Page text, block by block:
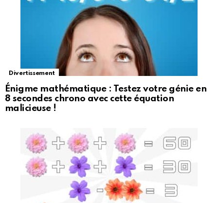
Divertissement
Énigme mathématique : Testez votre génie en
8 secondes chrono avec cette équation
malicieuse !